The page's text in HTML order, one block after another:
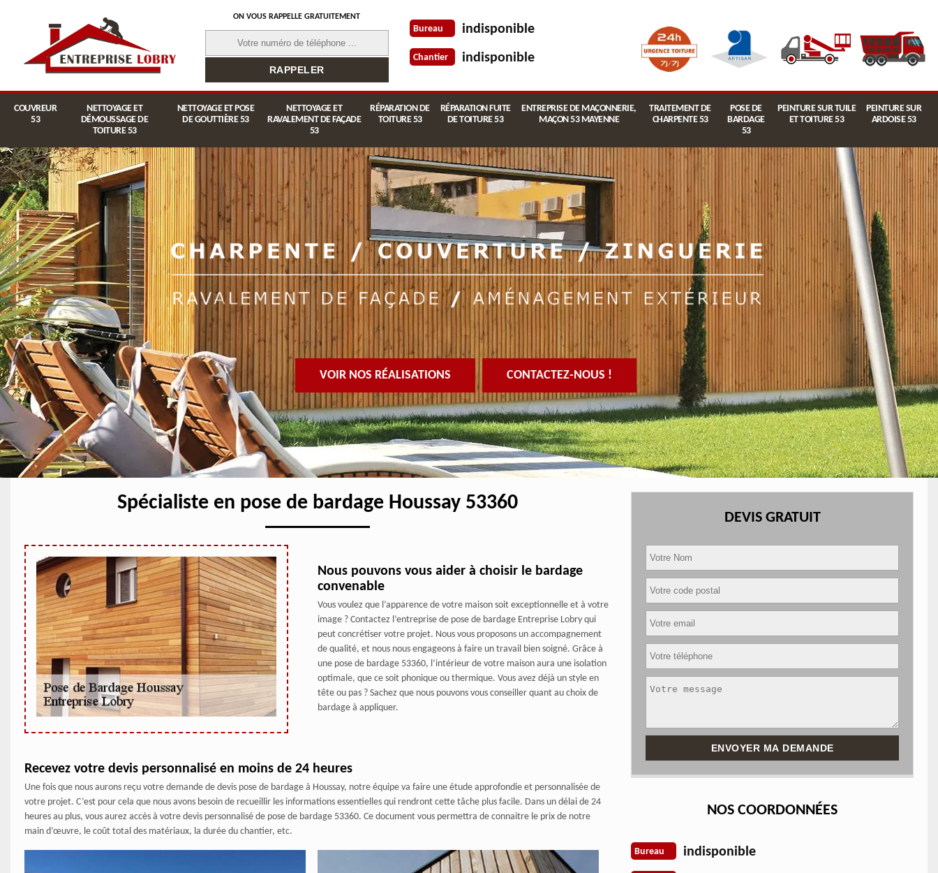
ON VOUS RAPPELLE GRATUITEMENT
Bureau indisponible
Chantier indisponible
COUVREUR
53
NETTOYAGE ET
DÉMOUSSAGE DE
TOITURE 53
NETTOYAGE ET POSE
DE GOUTTIÈRE 53
NETTOYAGE ET
RAVALEMENT DE FAÇADE
53
RÉPARATION DE
TOITURE 53
RÉPARATION FUITE
DE TOITURE 53
ENTREPRISE DE MAÇONNERIE,
MAÇON 53 MAYENNE
TRAITEMENT DE
CHARPENTE 53
POSE DE
BARDAGE
53
PEINTURE SUR TUILE
ET TOITURE 53
PEINTURE SUR
ARDOISE 53
VOIR NOS RÉALISATIONS CONTACTEZ-NOUS !
Spécialiste en pose de bardage Houssay 53360
Nous pouvons vous aider à choisir le bardage
convenable
Vous voulez que l’apparence de votre maison soit exceptionnelle et à votre
image ? Contactez l’entreprise de pose de bardage Entreprise Lobry qui
peut concrétiser votre projet. Nous vous proposons un accompagnement
de qualité, et nous nous engageons à faire un travail bien soigné. Grâce à
une pose de bardage 53360, l’intérieur de votre maison aura une isolation
optimale, que ce soit phonique ou thermique. Vous avez déjà un style en
tête ou pas ? Sachez que nous pouvons vous conseiller quant au choix de
bardage à appliquer.
Recevez votre devis personnalisé en moins de 24 heures
Une fois que nous aurons reçu votre demande de devis pose de bardage à Houssay, notre équipe va faire une étude approfondie et personnalisée de
votre projet. C’est pour cela que nous avons besoin de recueillir les informations essentielles qui rendront cette tâche plus facile. Dans un délai de 24
heures au plus, vous aurez accès à votre devis personnalisé de pose de bardage 53360. Ce document vous permettra de connaitre le prix de notre
main d’œuvre, le coût total des matériaux, la durée du chantier, etc.
DEVIS GRATUIT
NOS COORDONNÉES
Bureau indisponible